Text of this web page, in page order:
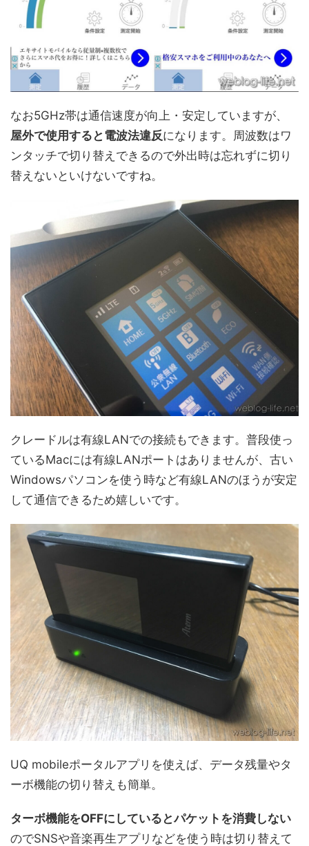
なお5GHz帯は通信速度が向上・安定していますが、
屋外で使用すると電波法違反になります。周波数はワ
ンタッチで切り替えできるので外出時は忘れずに切り
替えないといけないですね。
クレードルは有線LANでの接続もできます。普段使っ
ているMacには有線LANポートはありませんが、古い
Windowsパソコンを使う時など有線LANのほうが安定
して通信できるため嬉しいです。
UQ mobileポータルアプリを使えば、データ残量やタ
ーボ機能の切り替えも簡単。
ターボ機能をOFFにしているとパケットを消費しない
のでSNSや音楽再生アプリなどを使う時は切り替えて